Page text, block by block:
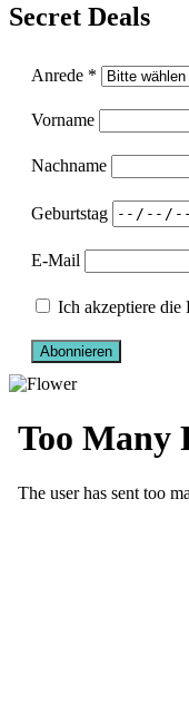
Secret Deals
Anrede *
Vorname
Nachname
Geburtstag
E-Mail
Ich akzeptiere die
Abonnieren